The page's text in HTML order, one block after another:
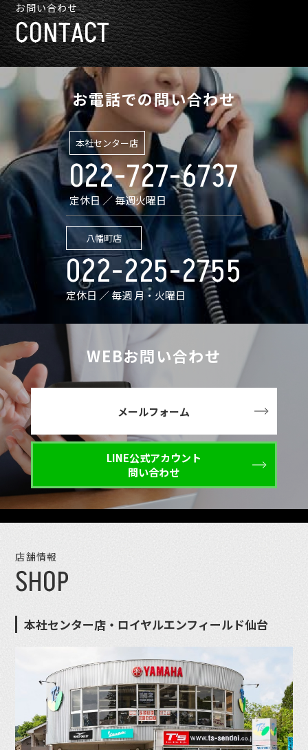
お問い合わせ
CONTACT
お電話での問い合わせ
本社センター店
022-727-6737
定休日 ／ 毎週火曜日
八幡町店
022-225-2755
定休日 ／ 毎週 月・火曜日
WEBお問い合わせ
メールフォーム
LINE公式アカウント
問い合わせ
店舗情報
SHOP
本社センター店・ロイヤルエンフィールド仙台